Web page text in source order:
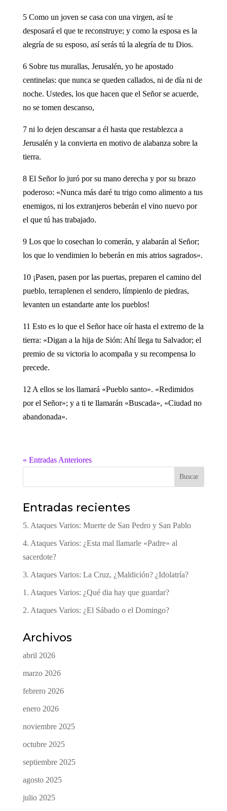
5 Como un joven se casa con una virgen, así te
desposará el que te reconstruye; y como la esposa es la
alegría de su esposo, así serás tú la alegría de tu Dios.
6 Sobre tus murallas, Jerusalén, yo he apostado
centinelas: que nunca se queden callados, ni de día ni de
noche. Ustedes, los que hacen que el Señor se acuerde,
no se tomen descanso,
7 ni lo dejen descansar a él hasta que restablezca a
Jerusalén y la convierta en motivo de alabanza sobre la
tierra.
8 El Señor lo juró por su mano derecha y por su brazo
poderoso: «Nunca más daré tu trigo como alimento a tus
enemigos, ni los extranjeros beberán el vino nuevo por
el que tú has trabajado.
9 Los que lo cosechan lo comerán, y alabarán al Señor;
los que lo vendimien lo beberán en mis atrios sagrados».
10 ¡Pasen, pasen por las puertas, preparen el camino del
pueblo, terraplenen el sendero, límpienlo de piedras,
levanten un estandarte ante los pueblos!
11 Esto es lo que el Señor hace oír hasta el extremo de la
tierra: «Digan a la hija de Sión: Ahí llega tu Salvador; el
premio de su victoria lo acompaña y su recompensa lo
precede.
12 A ellos se los llamará «Pueblo santo». «Redimidos
por el Señor»; y a ti te llamarán «Buscada», «Ciudad no
abandonada».
« Entradas Anteriores
Buscar
Entradas recientes
5. Ataques Varios: Muerte de San Pedro y San Pablo
4. Ataques Varios: ¿Esta mal llamarle «Padre» al
sacerdote?
3. Ataques Varios: La Cruz, ¿Maldición? ¿Idolatría?
1. Ataques Varios: ¿Qué dia hay que guardar?
2. Ataques Varios: ¿El Sábado o el Domingo?
Archivos
abril 2026
marzo 2026
febrero 2026
enero 2026
noviembre 2025
octubre 2025
septiembre 2025
agosto 2025
julio 2025